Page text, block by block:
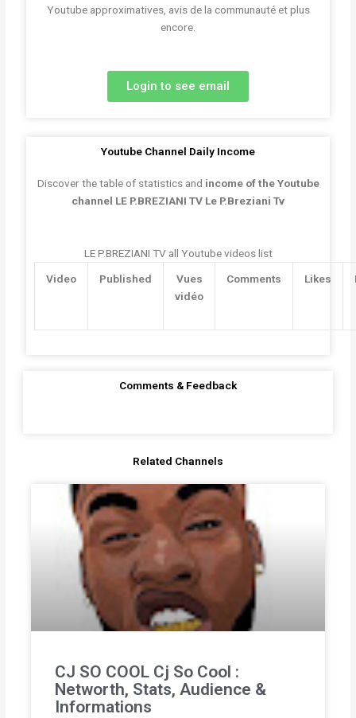
Youtube approximatives, avis de la communauté et plus
encore.
Login to see email
Youtube Channel Daily Income
Discover the table of statistics and income of the Youtube
channel LE P.BREZIANI TV Le P.Breziani Tv
LE P.BREZIANI TV all Youtube videos list
Video
Published
Vues
vidéo
Comments Likes
Comments & Feedback
Related Channels
CJ SO COOL Cj So Cool :
Networth, Stats, Audience &
Informations